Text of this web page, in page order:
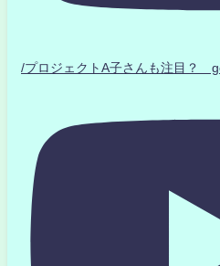
/プロジェクトA子さんも注目？